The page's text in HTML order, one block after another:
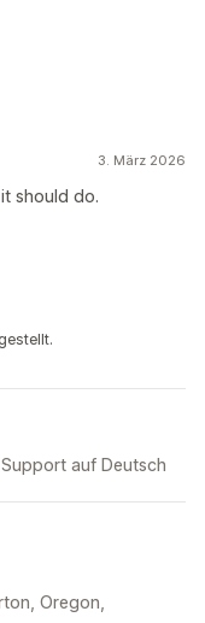
3. März 2026
should do.
auf Deutsch
Oregon,